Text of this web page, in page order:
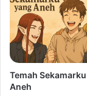
Temah
Aneh